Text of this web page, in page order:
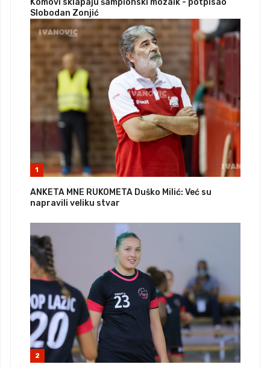
Slobodan Zonjić
1
ANKETA MNE RUKOMETA Duško Milić: Već su
napravili veliku stvar
2